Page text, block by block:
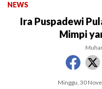
NEWS
Ira Puspadewi
Mimpi
Minggu, 30